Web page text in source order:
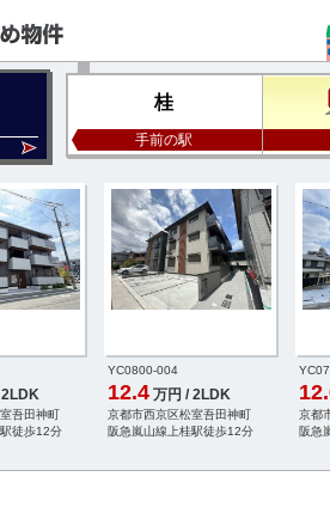
桂
手前の駅
吾田神町
徒歩12分
YC0800-004
12.4 万円 / 2LDK
京都市西京区松室吾田神町
阪急嵐山線上桂駅徒歩12分
京都
阪急